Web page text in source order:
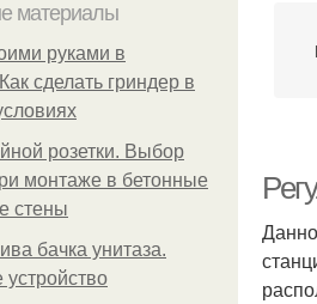
материалы
руками в
сделать гриндер в
розетки. Выбор
монтаже в бетонные
стены
бачка унитаза.
устройство